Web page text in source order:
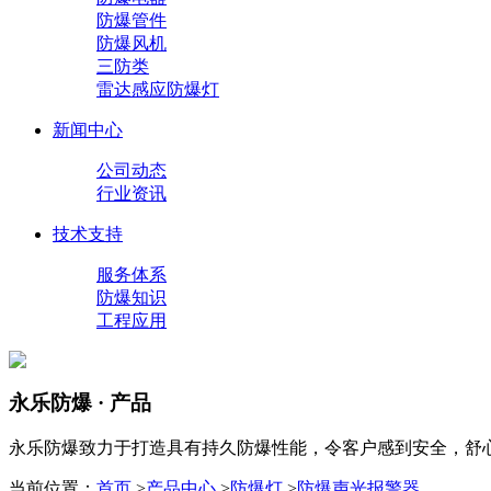
防爆管件
防爆风机
三防类
雷达感应防爆灯
新闻中心
公司动态
行业资讯
技术支持
服务体系
防爆知识
工程应用
永乐防爆 · 产品
永乐防爆致力于打造具有持久防爆性能，令客户感到安全，舒